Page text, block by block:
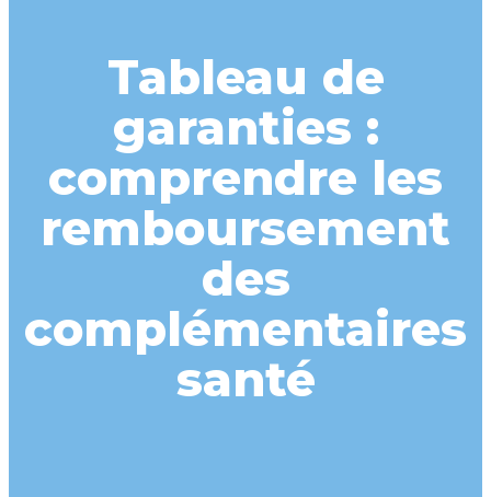
Tableau de
garanties :
comprendre les
remboursement
des
complémentaires
santé